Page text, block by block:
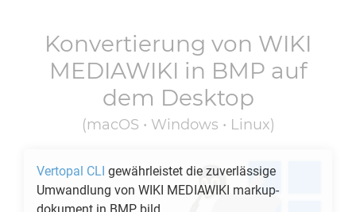
Konvertierung von WIKI
MEDIAWIKI in BMP auf
dem Desktop
(macOS • Windows • Linux)
Vertopal CLI gewährleistet die zuverlässige
Umwandlung von WIKI MEDIAWIKI markup-